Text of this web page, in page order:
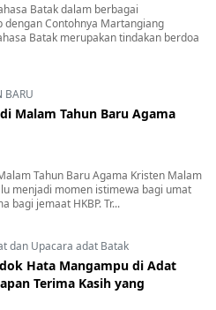
Batak dalam berbagai
dengan Contohnya Martangiang
Batak merupakan tindakan berdoa
BARU
Malam Tahun Baru Agama
Tahun Baru Agama Kristen Malam
menjadi momen istimewa bagi umat
bagi jemaat HKBP. Tr...
dan Upacara adat Batak
Hata Mangampu di Adat
Terima Kasih yang